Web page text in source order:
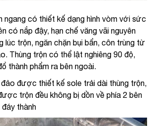
ngang có thiết kế dạng hình vòm với sức
có nắp đậy, hạn chế văng vãi nguyên
lúc trộn, ngăn chặn bụi bẩn, côn trùng từ
Thùng trộn có thể lật nghiêng 90 độ,
thành phẩm ra bên ngoài.
được thiết kế sole trải dài thùng trộn,
trộn đều không bị dồn về phía 2 bên
thành